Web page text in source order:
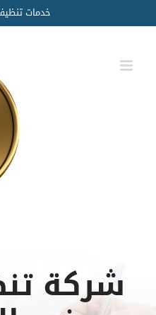
to
content
خدمات
شركة